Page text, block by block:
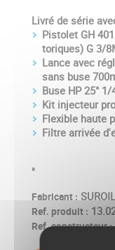
Livré de série
Pistolet GH
toriques) G 3/
Lance avec
sans buse
Buse HP 25°
Kit injecteur
Flexible haute
Filtre arrivée
"
Fabricant : SUROIL
Ref. produit :
Ref. constructeur :